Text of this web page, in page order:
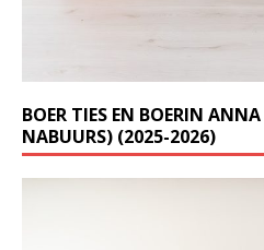
BOER TIES EN BOERIN
NABUURS) (2025-2026)